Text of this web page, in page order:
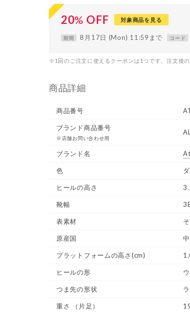
20% OFF 対象商品を見る
期間 8月17日 (Mon) 11:59まで コード
※1回のご注文に使えるクーポンは1つです。注文後の
商品詳細
商品番号
ブランド商品番号
※店舗お問い合わせ用
ブランド名
色
ヒールの高さ
靴幅
表素材
原産国
プラットフォームの高さ(cm)
ヒールの形
つま先の形状
重さ （片足）